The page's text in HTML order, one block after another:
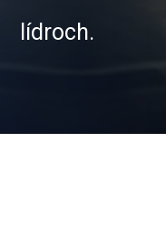
lídroch.